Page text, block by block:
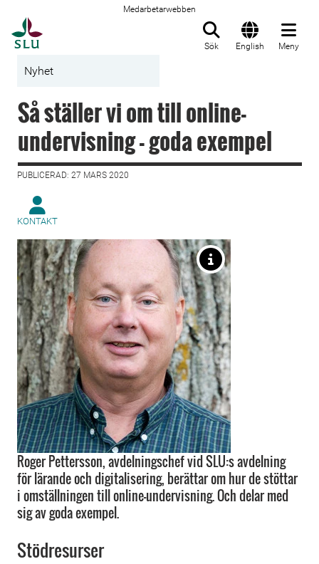
Medarbetarwebben
Sök English Meny
Nyhet
Så ställer vi om till online-
undervisning - goda exempel
PUBLICERAD: 27 MARS 2020
KONTAKT
Roger Pettersson, avdelningschef vid SLU:s avdelning
för lärande och digitalisering, berättar om hur de stöttar
i omställningen till online-undervisning. Och delar med
sig av goda exempel.
Stödresurser